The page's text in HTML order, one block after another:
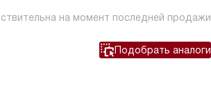
на момент последней продажи
Подобрать аналоги